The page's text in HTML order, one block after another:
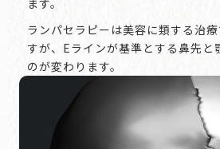
ランパセラピーは美容に類する治
すが、Eラインが基準とする鼻先と
のが変わります。